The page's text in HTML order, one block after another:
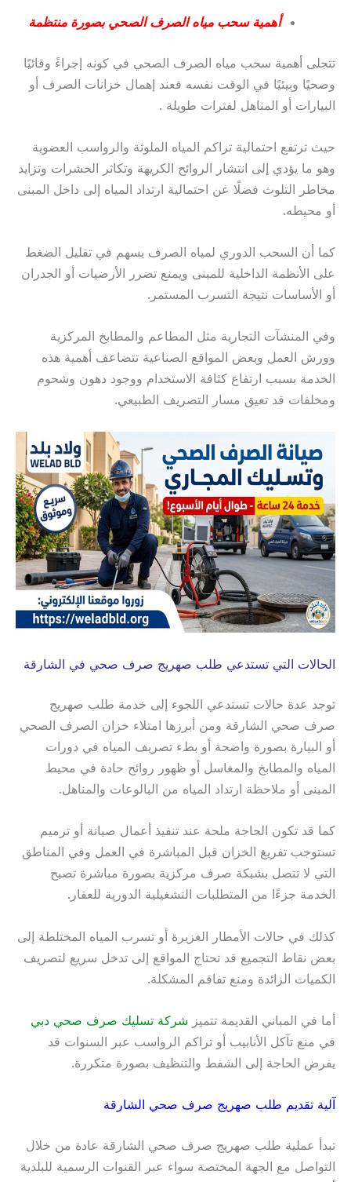
أهمية سحب مياه الصرف الصحي بصورة منتظمة
تتجلى أهمية سحب مياه الصرف الصحي في كونه إجراءً وقائيًا
وصحيًا وبيئيًا في الوقت نفسه فعند إهمال خزانات الصرف أو
البيارات أو المناهل لفترات طويلة .
حيث ترتفع احتمالية تراكم المياه الملوثة والرواسب العضوية
وهو ما يؤدي إلى انتشار الروائح الكريهة وتكاثر الحشرات وتزايد
مخاطر التلوث فضلًا عن احتمالية ارتداد المياه إلى داخل المبنى
أو محيطه.
كما أن السحب الدوري لمياه الصرف يسهم في تقليل الضغط
على الأنظمة الداخلية للمبنى ويمنع تضرر الأرضيات أو الجدران
أو الأساسات نتيجة التسرب المستمر.
وفي المنشآت التجارية مثل المطاعم والمطابخ المركزية
وورش العمل وبعض المواقع الصناعية تتضاعف أهمية هذه
الخدمة بسبب ارتفاع كثافة الاستخدام ووجود دهون وشحوم
ومخلفات قد تعيق مسار التصريف الطبيعي.
الحالات التي تستدعي طلب صهريج صرف صحي في الشارقة
توجد عدة حالات تستدعي اللجوء إلى خدمة طلب صهريج
صرف صحي الشارقة ومن أبرزها امتلاء خزان الصرف الصحي
أو البيارة بصورة واضحة أو بطء تصريف المياه في دورات
المياه والمطابخ والمغاسل أو ظهور روائح حادة في محيط
المبنى أو ملاحظة ارتداد المياه من البالوعات والمناهل.
كما قد تكون الحاجة ملحة عند تنفيذ أعمال صيانة أو ترميم
تستوجب تفريغ الخزان قبل المباشرة في العمل وفي المناطق
التي لا تتصل بشبكة صرف مركزية بصورة مباشرة تصبح
الخدمة جزءًا من المتطلبات التشغيلية الدورية للعقار.
كذلك في حالات الأمطار الغزيرة أو تسرب المياه المختلطة إلى
بعض نقاط التجميع قد تحتاج المواقع إلى تدخل سريع لتصريف
الكميات الزائدة ومنع تفاقم المشكلة.
أما في المباني القديمة تتميز شركة تسليك صرف صحي دبي
في منع تآكل الأنابيب أو تراكم الرواسب عبر السنوات قد
يفرض الحاجة إلى الشفط والتنظيف بصورة متكررة.
آلية تقديم طلب صهريج صرف صحي الشارقة
تبدأ عملية طلب صهريج صرف صحي الشارقة عادة من خلال
التواصل مع الجهة المختصة سواء عبر القنوات الرسمية للبلدية